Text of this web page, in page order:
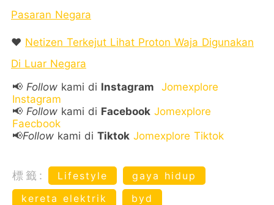
Pasaran Negara
❤️ Netizen Terkejut Lihat Proton Waja Digunakan
Di Luar Negara
📢 Follow kami di Instagram
Jomexplore
Instagram
📢 Follow kami di Facebook Jomexplore
Faecbook
📢Follow kami di Tiktok Jomexplore Tiktok
標籤: Lifestyle
gaya hidup
kereta elektrik
byd